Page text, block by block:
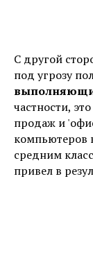
С другой
под угрозу
частности,
продаж и
компьютеров
средним
привел в